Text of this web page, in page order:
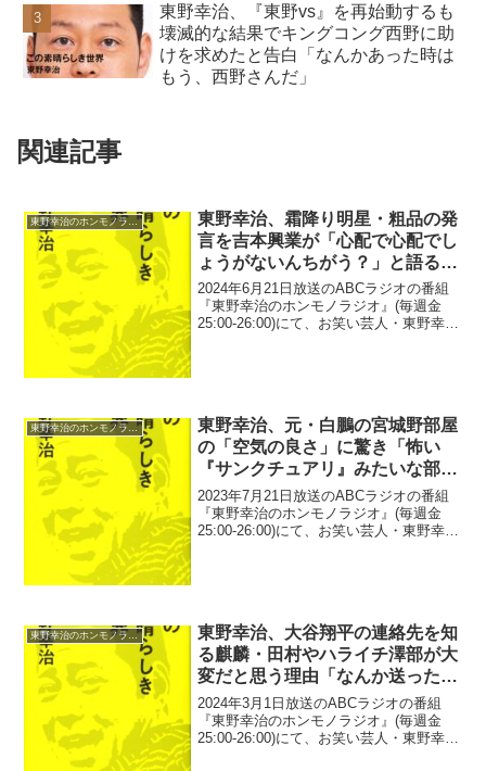
東野幸治、『東野vs』を再始動するも
壊滅的な結果でキングコング西野に助
けを求めたと告白「なんかあった時は
もう、西野さんだ」
関連記事
東野幸治のホンモノラジオ
東野幸治、霜降り明星・粗品の発
言を吉本興業が「心配で心配でし
ょうがないんちがう？」と語る
「変なことを言うてないかどう
か」
2024年6月21日放送のABCラジオの番組
『東野幸治のホンモノラジオ』(毎週金
25:00-26:00)にて、お笑い芸人・東野幸治
東野幸治のホンモノラジオ
東野幸治、元・白鵬の宮城野部屋
の「空気の良さ」に驚き「怖い
『サンクチュアリ』みたいな部屋
やったら…」
2023年7月21日放送のABCラジオの番組
『東野幸治のホンモノラジオ』(毎週金
25:00-26:00)にて、お笑い芸人・東野幸治
東野幸治のホンモノラジオ
東野幸治、大谷翔平の連絡先を知
る麒麟・田村やハライチ澤部が大
変だと思う理由「なんか送ったか
聞かれて…」
2024年3月1日放送のABCラジオの番組
『東野幸治のホンモノラジオ』(毎週金
25:00-26:00)にて、お笑い芸人・東野幸治